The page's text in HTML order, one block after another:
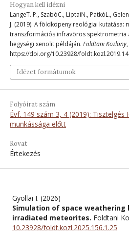
Hogyan kell idézni
LangeT. P., SzabóC., LiptaiN., PatkóL.,
J. (2019). A földköpeny reológiai kutatása:
transzformációs infravörös spektrometria
hegységi xenolit példáján. Földtani Közlöny,
https://doi.org/10.23928/
Idézet formátumok
Folyóirat szám
Évf. 149 szám 3, 4 (2019): Tisztelgés
munkássága előtt
Rovat
Értekezés
Gyollai I. (2026)
Simulation of space weathering
irradiated meteorites. Foldtani
10.23928/foldt.kozl.2025.156.1.25